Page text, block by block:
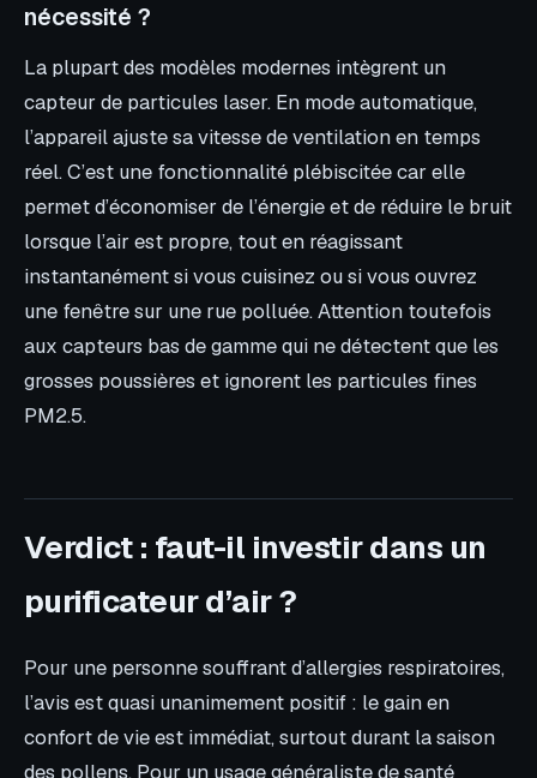
nécessité ?
La plupart des modèles modernes intègrent un
capteur de particules laser. En mode automatique,
l’appareil ajuste sa vitesse de ventilation en temps
réel. C’est une fonctionnalité plébiscitée car elle
permet d’économiser de l’énergie et de réduire le bruit
lorsque l’air est propre, tout en réagissant
instantanément si vous cuisinez ou si vous ouvrez
une fenêtre sur une rue polluée. Attention toutefois
aux capteurs bas de gamme qui ne détectent que les
grosses poussières et ignorent les particules fines
PM2.5.
Verdict : faut-il investir dans un
purificateur d’air ?
Pour une personne souffrant d’allergies respiratoires,
l’avis est quasi unanimement positif : le gain en
confort de vie est immédiat, surtout durant la saison
des pollens. Pour un usage généraliste de santé